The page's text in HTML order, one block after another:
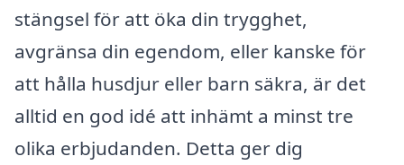
stängsel för att öka din trygghet,
avgränsa din egendom, eller kanske för
att hålla husdjur eller barn säkra, är det
alltid en god idé att inhämt a minst tre
olika erbjudanden. Detta ger dig